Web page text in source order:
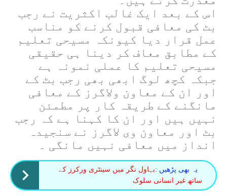
اس کے بعد ایک غالب اکثریت نے رجب
بٹ کی معافی قبول کرنے کو مناسب
عمل قرار دیا کیونکہ مسیحی تعلیم
کے مطابق معاف کر دینا ہی حقیقی
مسیحی تعلیم کا عملی نمونہ ہے
جبکہ کچھ لوگ ابھی بھی رجب بٹ کے
اور ان کے معاون ولاگرز کے معافی
مانگنے کے طریقہ کار پر مطمئن
نہیں ہیں اور ان کا کہنا ہے کہ رجب
بٹ اور معاون وی لاگرز نے سنجیدہ
انداز میں معافی نہیں مانگی ۔
یہ بھی پڑھیں :بہاول نگر میں سینٹری ورکرز کے
ساتھ غیر انسانی سلوک